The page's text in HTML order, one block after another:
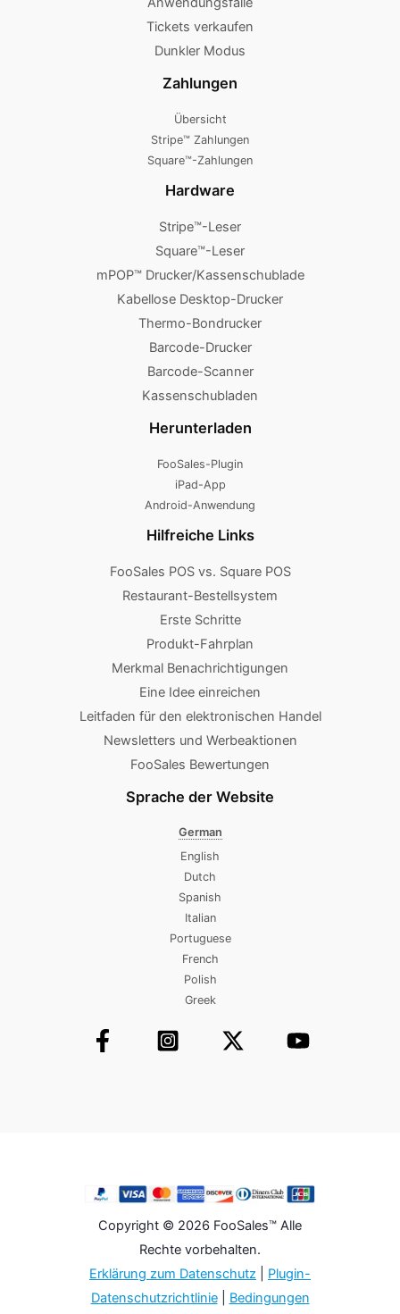
Tickets verkaufen
Dunkler Modus
Zahlungen
Übersicht
Stripe™ Zahlungen
Square™-Zahlungen
Hardware
Stripe™-Leser
Square™-Leser
mPOP™ Drucker/Kassenschublade
Kabellose Desktop-Drucker
Thermo-Bondrucker
Barcode-Drucker
Barcode-Scanner
Kassenschubladen
Herunterladen
FooSales-Plugin
iPad-App
Android-Anwendung
Hilfreiche Links
FooSales POS vs. Square POS
Restaurant-Bestellsystem
Erste Schritte
Produkt-Fahrplan
Merkmal Benachrichtigungen
Eine Idee einreichen
Leitfaden für den elektronischen Handel
Newsletters und Werbeaktionen
FooSales Bewertungen
Sprache der Website
German
English
Dutch
Spanish
Italian
Portuguese
French
Polish
Greek
Copyright © 2026 FooSales™ Alle
Rechte vorbehalten.
Erklärung zum Datenschutz
Plugin-
Datenschutzrichtlinie| Bedingungen